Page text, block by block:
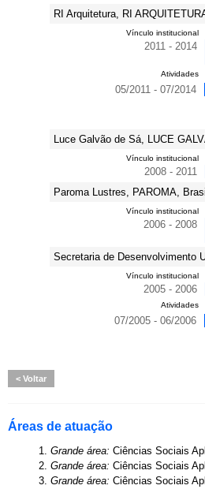
RI Arquitetura, RI
Vínculo institucional
2011 - 2014
Atividades
05/2011 - 07/2014
Luce Galvão de Sá, LUCE
Vínculo institucional
2008 - 2011
Paroma Lustres, PAROMA,
Vínculo institucional
2006 - 2008
Secretaria de Desenvolvimento
Vínculo institucional
2005 - 2006
Atividades
07/2005 - 06/2006
Voltar
Áreas de atuação
1. Grande área: Ciências Sociais
2. Grande área: Ciências Sociais
3. Grande área: Ciências Sociais